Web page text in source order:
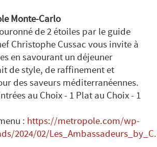
Monte-Carlo
de 2 étoiles par le guide
Christophe Cussac vous invite à
en savourant un déjeuner
de style, de raffinement et
des saveurs méditerranéennes.
au Choix - 1 Plat au Choix - 1
: https://metropole.com/wp-
2024/02/